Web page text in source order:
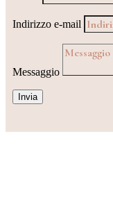
Indirizzo e-mail
Messaggio
Invia